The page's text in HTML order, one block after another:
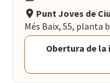
Punt Joves de
Més Baix, 55, planta
Obertura de la